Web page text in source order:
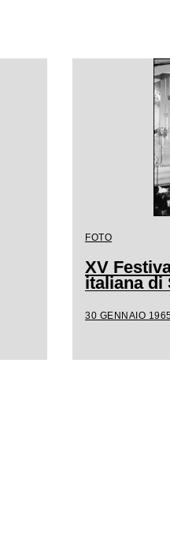
FOTO
XV
italiana di
30 GENNAIO